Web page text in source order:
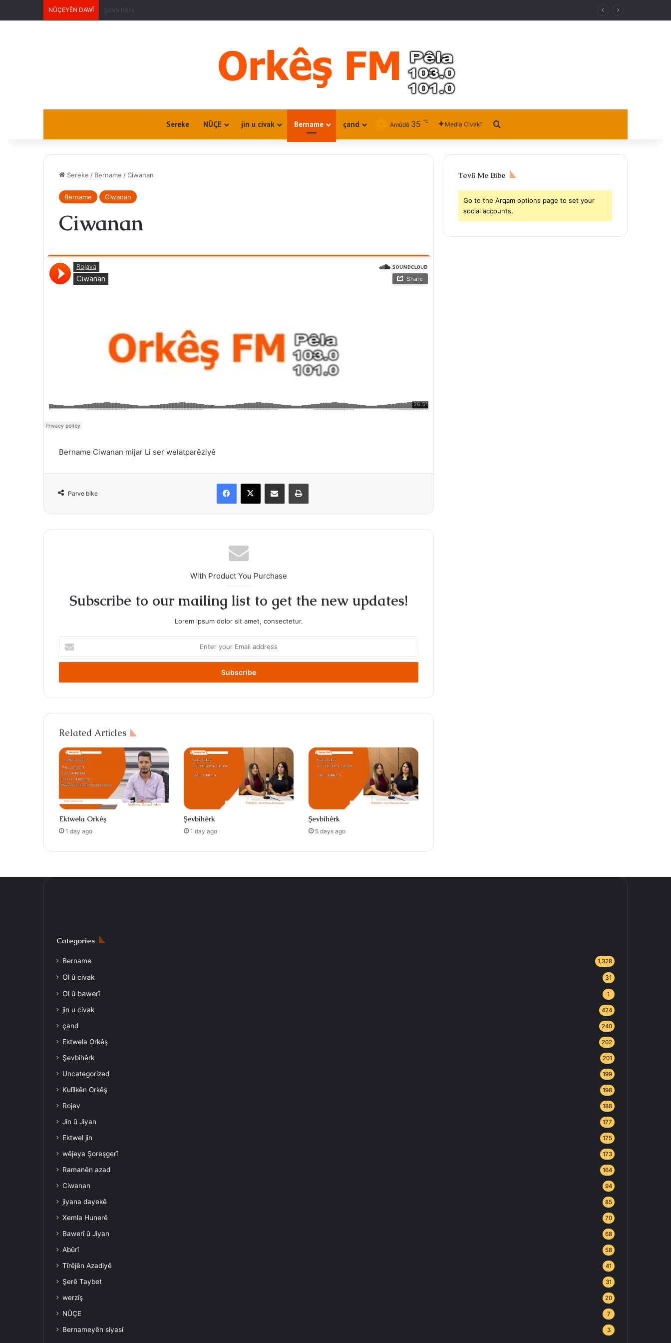
NÛÇEYÊN DAWÎ Ektwel jin
Sereke NÛÇE jin u civak Bername çand Amûdê 35 ℃ Media Civakî
Sereke / Bername /Ciwanan
Bername Ciwanan
Ciwanan
Bername Ciwanan mijar Li ser welatparêziyê
Parve bike
Facebook
X Share via Email Print
With Product You Purchase
Subscribe to our mailing list to get the new updates!
Lorem ipsum dolor sit amet, consectetur.
your
Email
Related Articles
Ektwela Orkêş
1 day ago
Şevbihêrk
1 day ago
Şevbihêrk
5 days ago
Tevlî Me Bibe
Go to the Arqam options page to set your
social accounts.
Categories
Bername 1,328
Ol û civak 31
Ol û bawerî 1
jin u civak 424
çand 240
Ektwela Orkêş 202
Şevbihêrk 201
Uncategorized 199
Kulîlkên Orkêş 198
Rojev 188
Jin û Jiyan 177
Ektwel jin 175
wêjeya Şoreşgerî 173
Ramanên azad 164
Ciwanan 94
jiyana dayekê 85
Xemla Hunerê 70
Bawerî û Jiyan 68
Abûrî 58
Tîrêjên Azadiyê 41
Şerê Taybet 31
werzîş 20
NÛÇE 7
Bernameyên siyasî 3